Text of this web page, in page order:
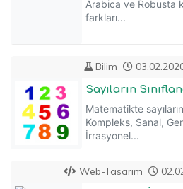
Arabica ve Robusta
farkları...
Bilim
Sayıların
Matematikte sayıların
Kompleks, Sanal,
İrrasyonel...
Web-Tasarım